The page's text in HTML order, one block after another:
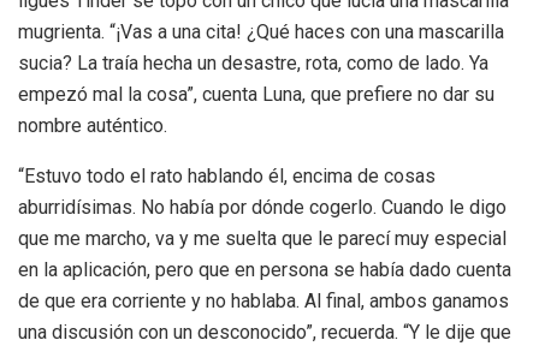
mugrienta. “¡Vas a una cita! ¿Qué haces con una mascarilla
sucia? La traía hecha un desastre, rota, como de lado. Ya
empezó mal la cosa”, cuenta Luna, que prefiere no dar su
nombre auténtico.
“Estuvo todo el rato hablando él, encima de cosas
aburridísimas. No había por dónde cogerlo. Cuando le digo
que me marcho, va y me suelta que le parecí muy especial
en la aplicación, pero que en persona se había dado cuenta
de que era corriente y no hablaba. Al final, ambos ganamos
una discusión con un desconocido”, recuerda. “Y le dije que